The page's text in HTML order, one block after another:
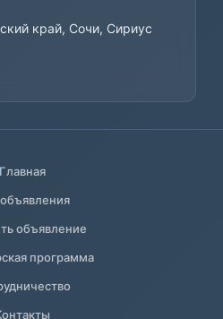
край, Сочи, Сириус
Главная
объявление
программа